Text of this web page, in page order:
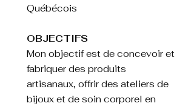
Québécois
​OBJECTIFS
Mon objectif est de concevoir et
fabriquer des produits
artisanaux, offrir des ateliers de
bijoux et de soin corporel en